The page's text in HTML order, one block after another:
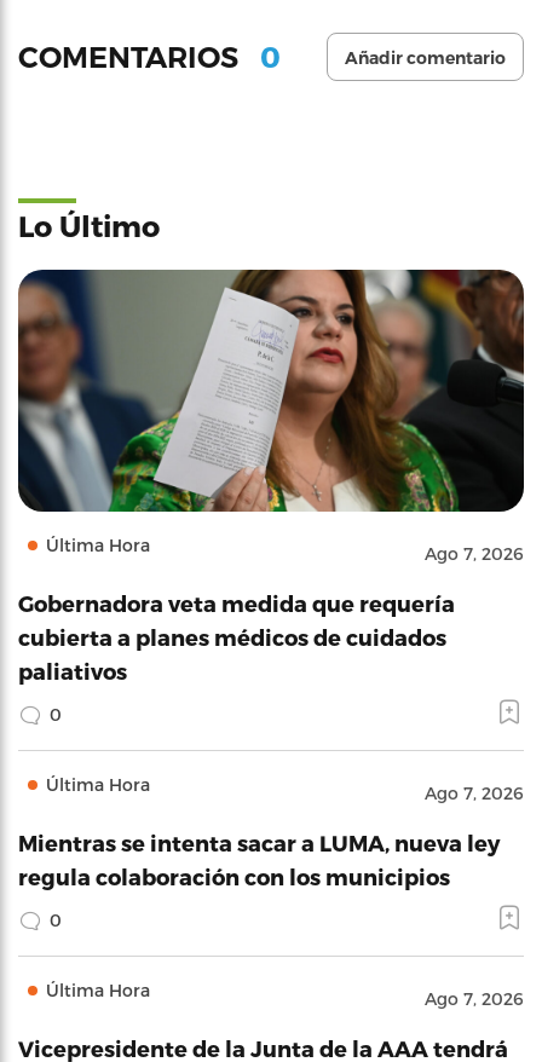
COMENTARIOS 0 Añadir comentario
Lo Último
Última Hora Ago 7, 2026
Gobernadora veta medida que requería
cubierta a planes médicos de cuidados
paliativos
0
Última Hora Ago 7, 2026
Mientras se intenta sacar a LUMA, nueva ley
regula colaboración con los municipios
0
Última Hora Ago 7, 2026
Vicepresidente de la Junta de la AAA tendrá